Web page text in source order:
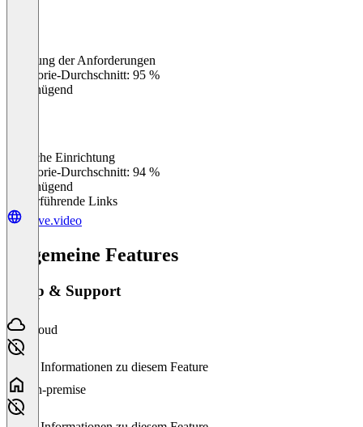
Erfüllung der Anforderungen
Kategorie-Durchschnitt: 95 %
Ungenügend
Einfache Einrichtung
Kategorie-Durchschnitt: 94 %
Ungenügend
Weiterführende Links
wave.video
Allgemeine Features
Setup & Support
Cloud
Keine Informationen zu diesem Feature
On-premise